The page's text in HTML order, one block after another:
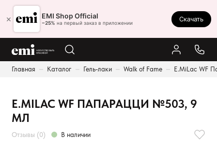
× EMI Shop Official
−25% на первый заказ в приложении
Скачать
Главная Каталог Гель-лаки Walk of Fame E.MiLac WF
Ростов-на-Дону
8 (800) 550-86-95
Каталог
Оплата и доставка
E.MILAC WF ПАПАРАЦЦИ №503, 9
МЛ
Отзывы (0) В наличии